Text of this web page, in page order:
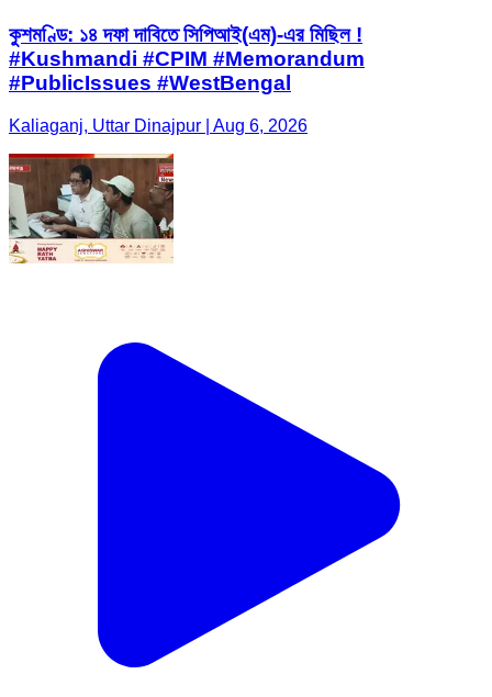
কুশমণ্ডি: ১৪ দফা দাবিতে সিপিআই(এম)-এর মিছিল !
#Kushmandi #CPIM #Memorandum
#PublicIssues #WestBengal
Kaliaganj, Uttar Dinajpur | Aug 6, 2026